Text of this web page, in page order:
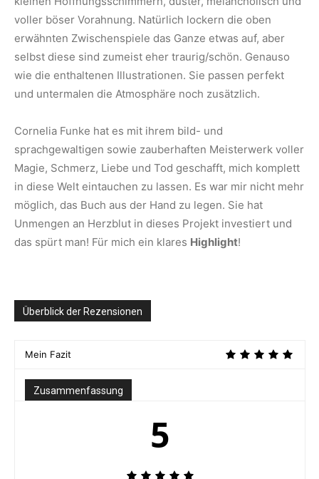
voller böser Vorahnung. Natürlich lockern die oben
erwähnten Zwischenspiele das Ganze etwas auf, aber
selbst diese sind zumeist eher traurig/schön. Genauso
wie die enthaltenen Illustrationen. Sie passen perfekt
und untermalen die Atmosphäre noch zusätzlich.
Cornelia Funke hat es mit ihrem bild- und
sprachgewaltigen sowie zauberhaften Meisterwerk voller
Magie, Schmerz, Liebe und Tod geschafft, mich komplett
in diese Welt eintauchen zu lassen. Es war mir nicht mehr
möglich, das Buch aus der Hand zu legen. Sie hat
Unmengen an Herzblut in dieses Projekt investiert und
das spürt man! Für mich ein klares Highlight!
Überblick der Rezensionen
Mein Fazit
Zusammenfassung
5